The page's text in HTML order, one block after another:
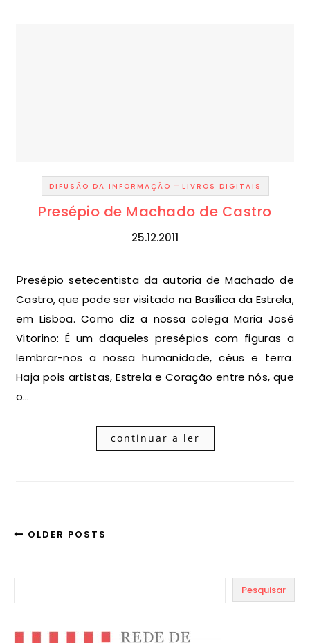
DIFUSÃO DA INFORMAÇÃO - LIVROS DIGITAIS
Presépio de Machado de Castro
25.12.2011
Presépio setecentista da autoria de Machado de
Castro, que pode ser visitado na Basílica da Estrela,
em Lisboa. Como diz a nossa colega Maria José
Vitorino: É um daqueles presépios com figuras a
lembrar-nos a nossa humanidade, céus e terra.
Haja pois artistas, Estrela e Coração entre nós, que
o…
continuar a ler
OLDER POSTS
Pesquisar